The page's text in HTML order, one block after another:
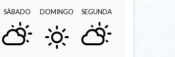
SÁBADO DOMINGO SEGUNDA